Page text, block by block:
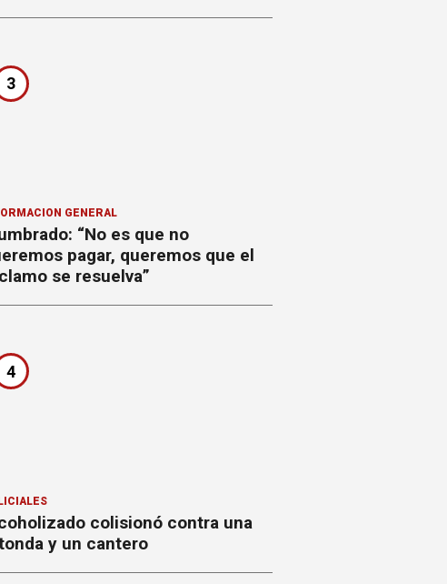
3
GENERAL
“No es que no
pagar, queremos que el
se resuelva”
4
colisionó contra una
y un cantero